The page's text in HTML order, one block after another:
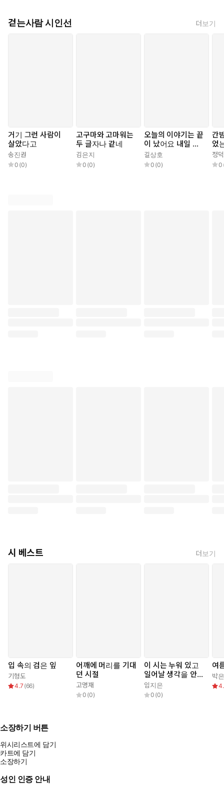
걷는사람 시인선 더보기
거기 그런 사람이
살았다고
송진권
0 (0)
고구마와 고마워는
두 글자나 같네
김은지
0 (0)
오늘의 이야기는 끝
이 났어요 내일 이
야기는 내일 하기로
해요
길상호
0 (0)
간
었
정
0
시 베스트 더보기
입 속의 검은 잎
기형도
4.7 (66)
어깨에 머리를 기대
던 시절
고명재
0 (0)
이 시는 누워 있고
일어날 생각을 안
한다
임지은
0 (0)
여
박
소장하기 버튼
위시리스트에 담기
카트에 담기
소장하기
성인 인증 안내